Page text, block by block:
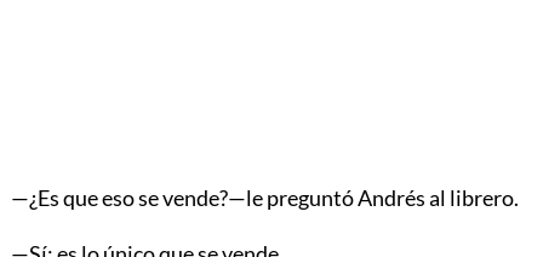
—¿Es que eso se vende?—le preguntó Andrés al librero.